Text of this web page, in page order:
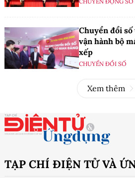
Chuyển đổi
vận hành bộ
xếp
CHUYỂN ĐỔI SỐ
Xem thêm
TẠP CHÍ ĐIỆN TỬ VÀ